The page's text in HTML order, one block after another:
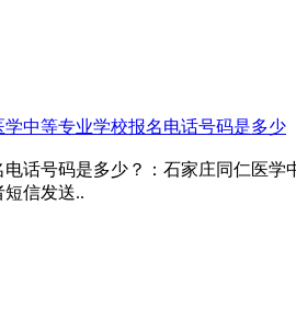
学中等专业学校报名电话号码是多少
话号码是多少？：石家庄同仁医
信发送..